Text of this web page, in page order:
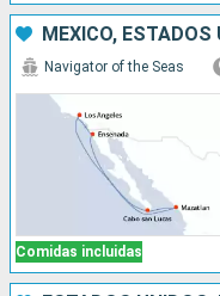
MÉXICO, ESTADOS
Comidas incluidas
Navigator of the Seas